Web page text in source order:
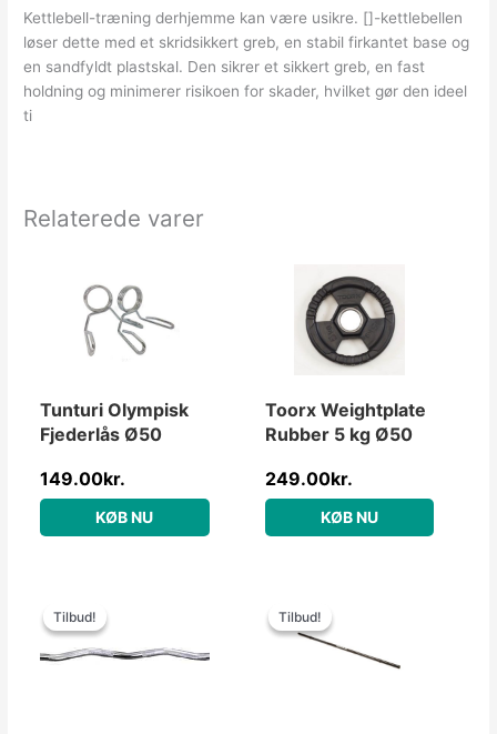
Kettlebell-træning derhjemme kan være usikre. []-kettlebellen
løser dette med et skridsikkert greb, en stabil firkantet base og
en sandfyldt plastskal. Den sikrer et sikkert greb, en fast
holdning og minimerer risikoen for skader, hvilket gør den ideel
ti
Relaterede varer
Tunturi Olympisk
Fjederlås Ø50
149.00kr.
KØB NU
Toorx Weightplate
Rubber 5 kg Ø50
249.00kr.
KØB NU
Tilbud!
Tilbud!
var:
er:
Tilbud!
Tilbud!
var:
er: